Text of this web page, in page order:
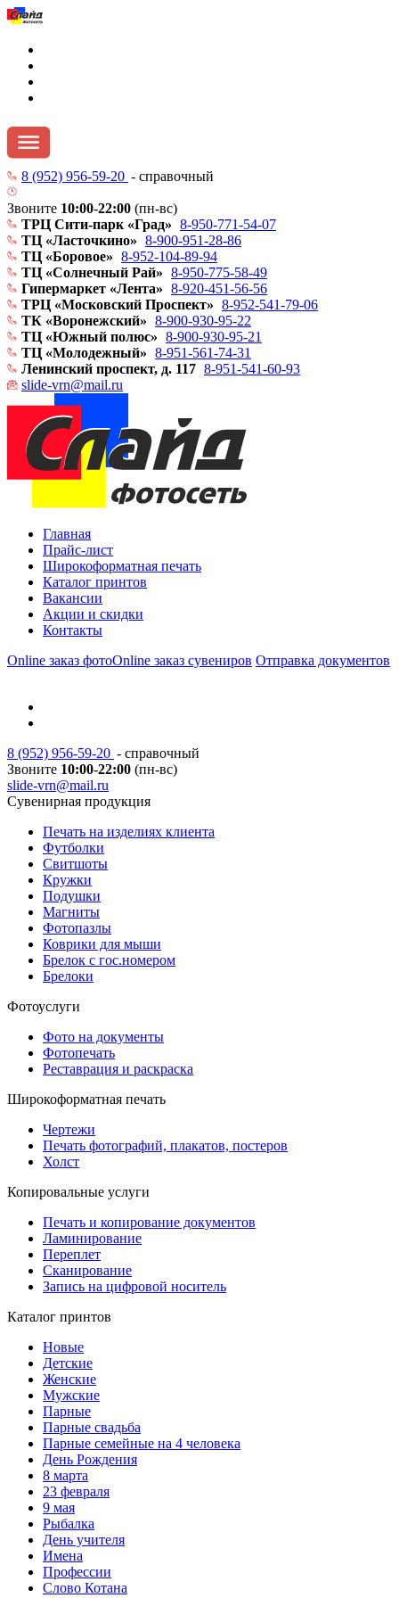
8 (952) 956-59-20 - справочный
Звоните 10:00-22:00 (пн-вс)
ТРЦ Сити-парк «Град» 8-950-771-54-07
ТЦ «Ласточкино» 8-900-951-28-86
ТЦ «Боровое» 8-952-104-89-94
ТЦ «Солнечный Рай» 8-950-775-58-49
Гипермаркет «Лента» 8-920-451-56-56
ТРЦ «Московский Проспект» 8-952-541-79-06
ТК «Воронежский» 8-900-930-95-22
ТЦ «Южный полюс» 8-900-930-95-21
ТЦ «Молодежный» 8-951-561-74-31
Ленинский проспект, д. 117 8-951-541-60-93
slide-vrn@mail.ru
Главная
Прайс-лист
Широкоформатная печать
Каталог принтов
Вакансии
Акции и скидки
Контакты
Online заказ фотоOnline заказ сувениров Отправка документов
8 (952) 956-59-20 - справочный
Звоните 10:00-22:00 (пн-вс)
slide-vrn@mail.ru
Сувенирная продукция
Печать на изделиях клиента
Футболки
Свитшоты
Кружки
Подушки
Магниты
Фотопазлы
Коврики для мыши
Брелок с гос.номером
Брелоки
Фотоуслуги
Фото на документы
Фотопечать
Реставрация и раскраска
Широкоформатная печать
Чертежи
Печать фотографий, плакатов, постеров
Холст
Копировальные услуги
Печать и копирование документов
Ламинирование
Переплет
Сканирование
Запись на цифровой носитель
Каталог принтов
Новые
Детские
Женские
Мужские
Парные
Парные свадьба
Парные семейные на 4 человека
День Рождения
8 марта
23 февраля
9 мая
Рыбалка
День учителя
Имена
Профессии
Слово Котана